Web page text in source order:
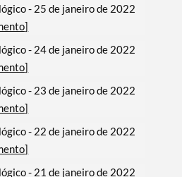
- 25 de janeiro de 2022
- 24 de janeiro de 2022
- 23 de janeiro de 2022
- 22 de janeiro de 2022
- 21 de janeiro de 2022